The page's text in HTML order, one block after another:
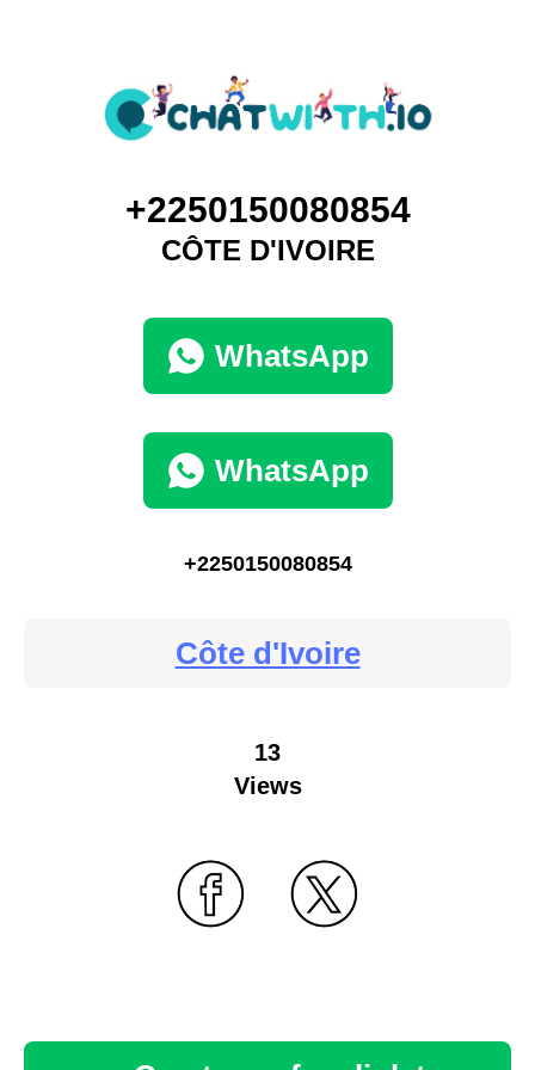
+2250150080854
CÔTE D'IVOIRE
WhatsApp
WhatsApp
+2250150080854
Côte d'Ivoire
13
Views